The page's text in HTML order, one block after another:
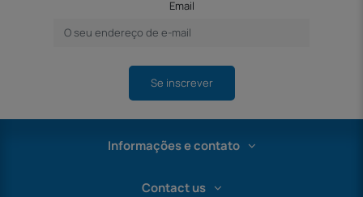
Email
Se inscrever
Informações e contato
Contact us